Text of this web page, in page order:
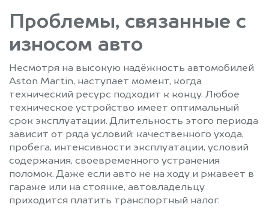
Проблемы, связанные с
износом авто
Несмотря на высокую надёжность автомобилей
Aston Martin, наступает момент, когда
технический ресурс подходит к концу. Любое
техническое устройство имеет оптимальный
срок эксплуатации. Длительность этого периода
зависит от ряда условий: качественного ухода,
пробега, интенсивности эксплуатации, условий
содержания, своевременного устранения
поломок. Даже если авто не на ходу и ржавеет в
гараже или на стоянке, автовладельцу
приходится платить транспортный налог.